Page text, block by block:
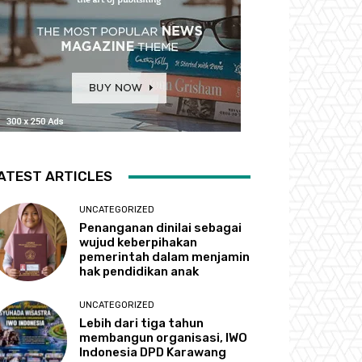
ARTICLES
UNCATEGORIZED
Penanganan dinilai sebagai
wujud keberpihakan
pemerintah dalam menjamin
hak pendidikan anak
UNCATEGORIZED
Lebih dari tiga tahun
membangun organisasi, IWO
Indonesia DPD Karawang